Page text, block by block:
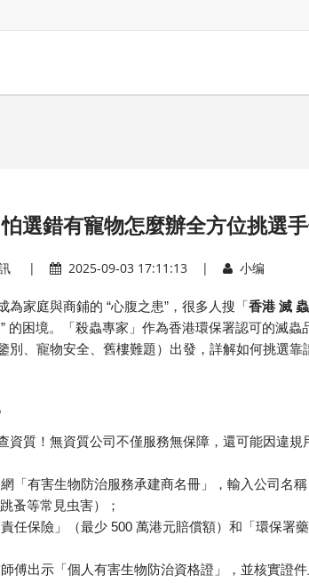
選錯有寵物怎麼辦全方位挑選
| 2025-09-03 17:11:13 | 小编
為家庭與商鋪的 “心腹之患” ，很多人搜「 香港 滅 蟲
” 的困境。「殺蟲專家」作為香港環保署認可的滅蟲
別、寵物安全、舊樓難題）出發，詳解如何挑選靠
資質！無資質公司不僅服務無保障，還可能因違規
網「有害生物防治服務承建商名冊」，輸入公司名
蚤等常見虫害）；
任保險」（最少 500 萬港元賠償額）和「環保署
傅出示「個人有害生物防治資格證」，並核實證